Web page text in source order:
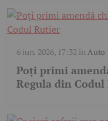
6 iun. 2026, 17:32 înAuto
Poți primi
Regula din